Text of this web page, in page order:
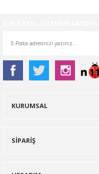
KURUMSAL
SİPARİŞ